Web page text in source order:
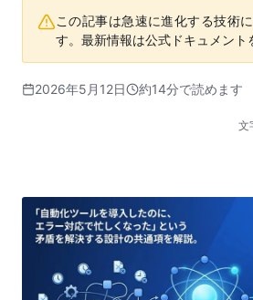
この記事は急速に進化する技術
す。最新情報は公式ドキュメント
2026年5月12日 約14分で読めます
文